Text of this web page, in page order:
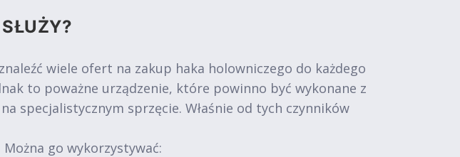
wiele ofert na zakup haka holowniczego do każdego
to poważne urządzenie, które powinno być wykonane z
specjalistycznym sprzęcie. Właśnie od tych czynników
go wykorzystywać: